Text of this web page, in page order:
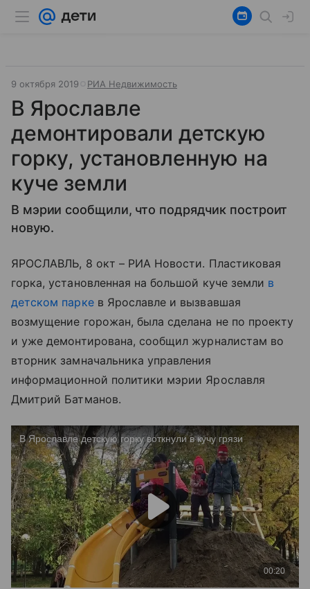
9 октября 2019 РИА Недвижимость
В Ярославле
демонтировали детскую
горку, установленную на
куче земли
В мэрии сообщили, что подрядчик построит
новую.
ЯРОСЛАВЛЬ, 8 окт – РИА Новости. Пластиковая
горка, установленная на большой куче земли в
детском паркев Ярославле и вызвавшая
возмущение горожан, была сделана не по проекту
и уже демонтирована, сообщил журналистам во
вторник замначальника управления
информационной политики мэрии Ярославля
Дмитрий Батманов.